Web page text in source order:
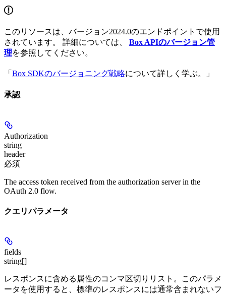
このリソースは、バージョン2024.0のエンドポイントで使用
されています。 詳細については、 Box APIのバージョン管
理を参照してください。
「 Box SDKのバージョニング戦略について詳しく学ぶ。」
承認
Authorization
string
header
必須
The access token received from the authorization server in the
OAuth 2.0 flow.
クエリパラメータ
fields
string[]
レスポンスに含める属性のコンマ区切りリスト。このパラメ
ータを使用すると、標準のレスポンスには通常含まれないフ